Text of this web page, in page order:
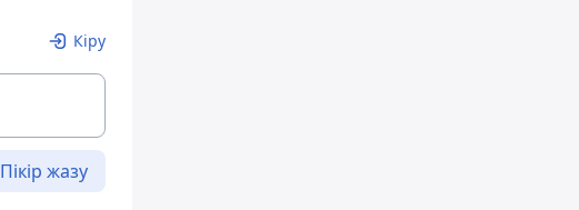
Кіру
Пікір жазу